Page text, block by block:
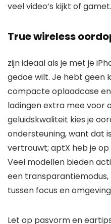
veel video’s kijkt of gamet.
True wireless
zijn ideaal als je met je
gedoe wilt. Je hebt geen
compacte oplaadcase
ladingen extra mee voor
geluidskwaliteit kies je
ondersteuning, want dat
vertrouwt; aptX heb je op
Veel modellen bieden
een transparantiemodus,
tussen focus en
Let op pasvorm en